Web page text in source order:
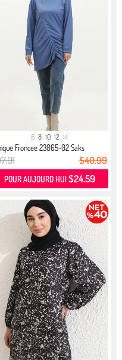
6 8 10 12 14
Froncee 23065-02 Saks
$40.99
POUR AUJOURD HUI $24.59